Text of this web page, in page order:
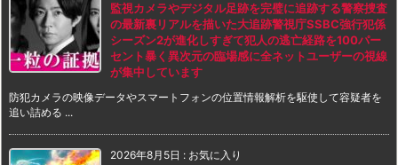
監視カメラやデジタル足跡を完璧に追跡する警察捜査
の最新裏リアルを描いた大追跡警視庁SSBC強行犯係
シーズン2が進化しすぎて犯人の逃亡経路を100パー
セント暴く異次元の臨場感に全ネットユーザーの視線
が集中しています
防犯カメラの映像データやスマートフォンの位置情報解析を駆使して容疑者を
追い詰める ...
2026年8月5日 : お気に入り